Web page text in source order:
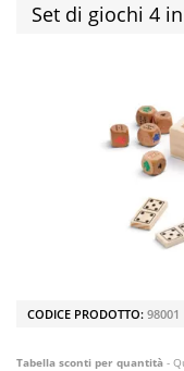
Set di giochi 4
CODICE PRODOTTO: 98001
Tabella sconti per quantità -